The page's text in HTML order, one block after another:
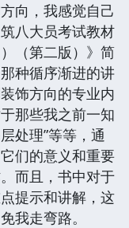
向，我感觉自己
八大员考试教材
（第二版）》简
种循序渐进的讲
饰方向的专业内
那些我之前一知
处理”等等，通
们的意义和重要
而且，书中对于
提示和讲解，这
我走弯路。